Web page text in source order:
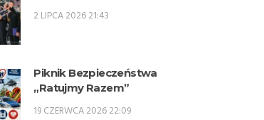
kwalifikacyjne kursy
roku szkolnym 2026/2027.
2 LIPCA 2026 21:43
Piknik Bezpieczeństwa
„Ratujmy Razem”
19 CZERWCA 2026 22:09